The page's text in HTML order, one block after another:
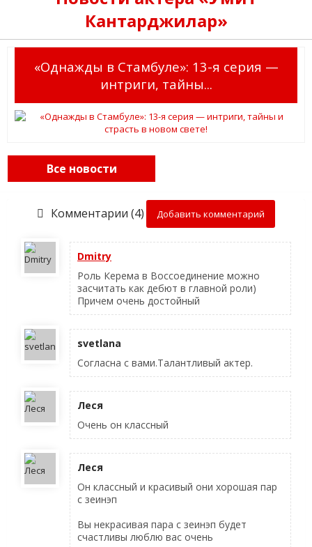
Кантарджилар»
«Однажды в Стамбуле»: 13-я серия —
интриги, тайны...
Все новости
Комментарии (4) Добавить комментарий
Dmitry
Роль Керема в Воссоединение можно
засчитать как дебют в главной роли)
Причем очень достойный
svetlana
Согласна с вами.Талантливый актер.
Леся
Очень он классный
Леся
Он классный и красивый они хорошая пар
с зеинэп
Вы некрасивая пара с зеинэп будет
счастливы люблю вас очень